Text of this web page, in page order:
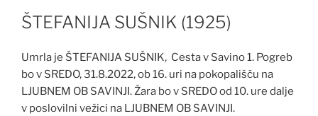
ŠTEFANIJA SUŠNIK (1925)
Umrla je ŠTEFANIJA SUŠNIK, Cesta v Savino 1. Pogreb
bo v SREDO, 31.8.2022, ob 16. uri na pokopališču na
LJUBNEM OB SAVINJI. Žara bo v SREDO od 10. ure dalje
v poslovilni vežici na LJUBNEM OB SAVINJI.